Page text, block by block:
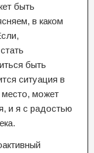
быть
в каком
быть
ситуация в
может
и я с радостью